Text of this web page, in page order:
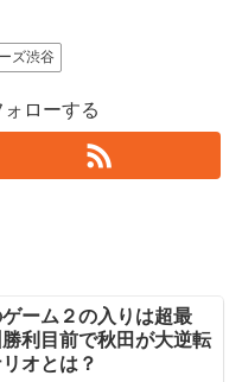
ズ渋谷
ローする
ゲーム２の入りは超最
利目前で秋田が大逆転
オとは？